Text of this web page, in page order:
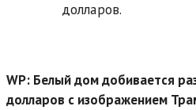
долларов.
WP: Белый дом добивается
долларов с изображением